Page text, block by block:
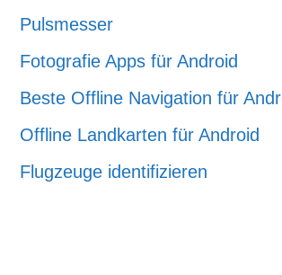
Pulsmesser
Fotografie Apps für Android
Beste Offline Navigation für
Offline Landkarten für Android
Flugzeuge identifizieren